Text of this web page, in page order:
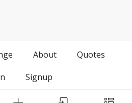
About
Quotes
Signup